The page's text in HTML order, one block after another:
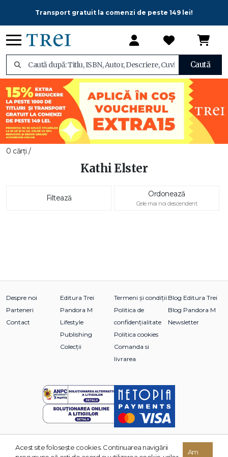
Transport gratuit la comenzi de peste 149 lei!
Caută
0 cărți /
Kathi Elster
Filtează Ordonează
Cele mai noi descendent
Despre noi
Parteneri
Contact
Editura Trei
Pandora M
Lifestyle
Publishing
Colecții
Termeni și condiții
Politica de
confidențialitate
Politica cookies
Comanda si
livrarea
Blog Editura Trei
Blog Pandora M
Newsletter
© 2026 Grupul Editorial TREI. Toate drepturile rezervate.
Acest site foloseşte cookies. Continuarea navigării
Am